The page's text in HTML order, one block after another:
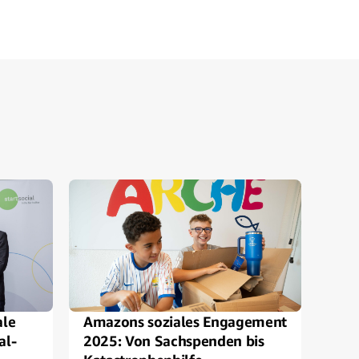
Amazons soziales Engagement
2025: Von Sachspenden bis